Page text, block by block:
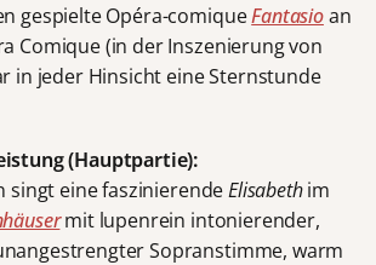
gespielte Opéra-comiqueFantasioan
Comique (in der Inszenierung von
in jeder Hinsicht eine Sternstunde
(Hauptpartie):
singt eine faszinierendeElisabethim
mit lupenrein intonierender,
Sopranstimme, warm